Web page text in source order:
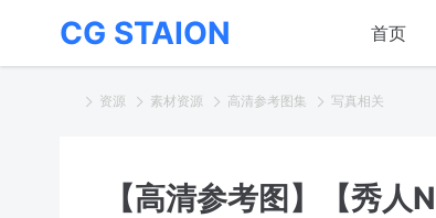
CG STAION 首页
资源 素材资源 高清参考图集 写真相关
【高清参考图】【秀